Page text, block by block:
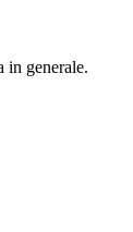
in generale.